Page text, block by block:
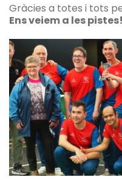
Gràcies a totes i tots
Ens veiem a les pistes!